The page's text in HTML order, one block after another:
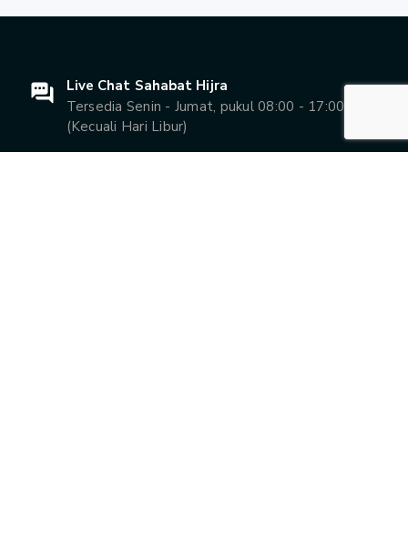
Live Chat Sahabat Hijra
Tersedia Senin - Jumat, pukul 08:00 - 17:00 WIB
(Kecuali Hari Libur)